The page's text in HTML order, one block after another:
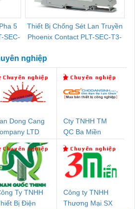
5
SEC-
Thiết Bị Chống Sét Lan Truyền
Phoenix Contact PLT-SEC-T3-
nghiệp
Dong Cang
LTD
Cty TNHH TM
QC Ba Miền
Ty TNHH
Bị Điện
Công ty TNHH
Thương Mại SX